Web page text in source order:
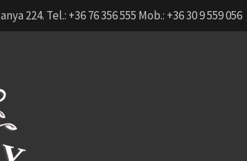
224. Tel.: +36 76 356 555 Mob.: +36 30 9 559 056